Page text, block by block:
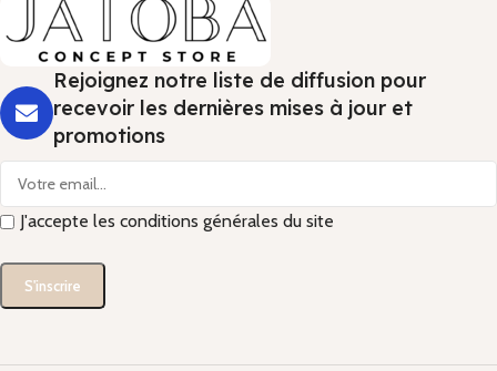
Rejoignez notre liste de diffusion pour
recevoir les dernières mises à jour et
promotions
J'accepte les conditions générales du site